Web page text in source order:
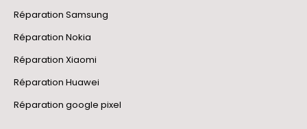
Réparation Samsung
Réparation Nokia
Réparation Xiaomi
Réparation Huawei
Réparation google pixel